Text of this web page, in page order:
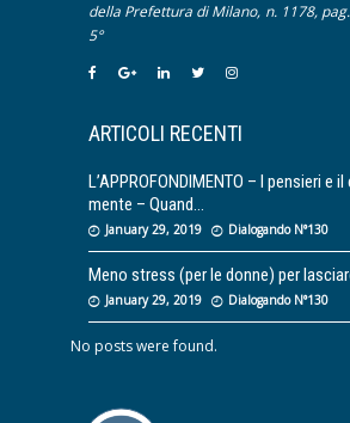
della Prefettura di Milano, n. 1178,
5°
ARTICOLI RECENTI
L’APPROFONDIMENTO – I pensieri e
mente – Quand
January 29, 2019 Dialogando N°130
Meno stress (per le donne) per
January 29, 2019 Dialogando N°130
No posts were found.